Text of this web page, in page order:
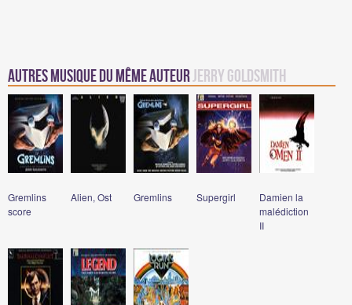
Autres Musique du même auteurJerry Goldsmith
Gremlins
score
Alien, Ost Gremlins Supergirl
Damien la
malédiction
II